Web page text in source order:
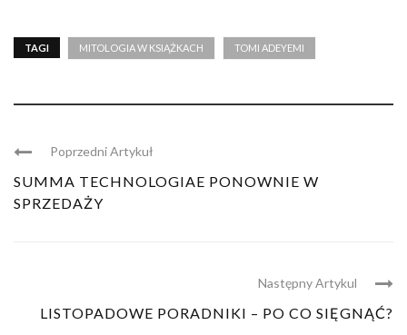
TAGI MITOLOGIA W KSIĄŻKACH TOMI ADEYEMI
Poprzedni Artykuł
SUMMA TECHNOLOGIAE PONOWNIE W
SPRZEDAŻY
Następny Artykul
LISTOPADOWE PORADNIKI – PO CO SIĘGNĄĆ?